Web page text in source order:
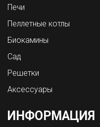
Печи
Пеллетные котлы
Биокамины
Сад
Решетки
Аксессуары
ИНФОРМАЦИЯ